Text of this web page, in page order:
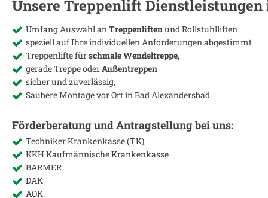
Unsere Treppenlift
Umfang Auswahl an Treppenliftenund Rollstuhlliften
speziell auf Ihre individuellen Anforderungen abgestimmt
Treppenlifte fürschmale Wendeltreppe,
gerade Treppe oderAußentreppen
sicher und zuverlässig,
Saubere Montage vor Ort in Bad Alexandersbad
Förderberatung und Antragstellung bei uns:
Techniker Krankenkasse (TK)
KKH Kaufmännische Krankenkasse
BARMER
DAK
AOK